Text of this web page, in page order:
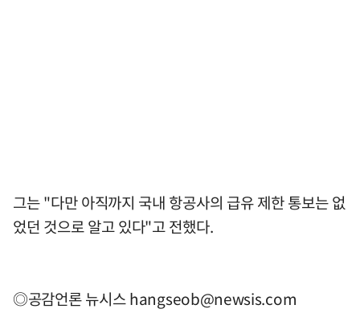
그는 "다만 아직까지 국내 항공사의 급유 제한 통보는 없
었던 것으로 알고 있다"고 전했다.
◎공감언론 뉴시스hangseob@newsis.com